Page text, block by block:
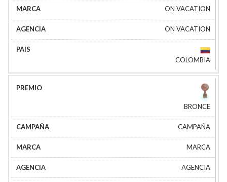
ON VACATION
ON VACATION
COLOMBIA
BRONCE
CAMPAÑA
MARCA
AGENCIA